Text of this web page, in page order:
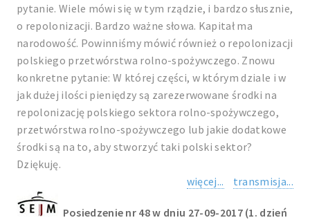
pytanie. Wiele mówi się w tym rządzie, i bardzo słusznie,
o repolonizacji. Bardzo ważne słowa. Kapitał ma
narodowość. Powinniśmy mówić również o repolonizacji
polskiego przetwórstwa rolno-spożywczego. Znowu
konkretne pytanie: W której części, w którym dziale i w
jak dużej ilości pieniędzy są zarezerwowane środki na
repolonizację polskiego sektora rolno-spożywczego,
przetwórstwa rolno-spożywczego lub jakie dodatkowe
środki są na to, aby stworzyć taki polski sektor?
Dziękuję.
więcej...
transmisja...
Posiedzenie nr 48 w dniu 27-09-2017 (1. dzień